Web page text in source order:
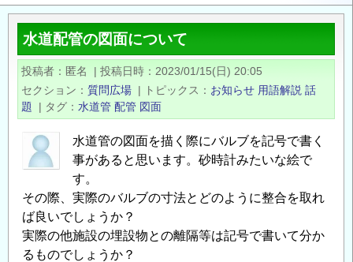
移
ン
く
ず
水道配管の図面について
投稿者 匿名 | 投稿日時
2023/01/15(日) 20:05
セクション
質問広場 | トピックス お知らせ 用語解説 話
題
| タグ 水道管 配管 図面
水道管の図面を描く際にバルブを記号で書く
事があると思います。砂時計みたいな絵で
す。
その際、実際のバルブの寸法とどのように整合を取れ
ば良いでしょうか？
実際の他施設の埋設物との離隔等は記号で書いて分か
るものでしょうか？